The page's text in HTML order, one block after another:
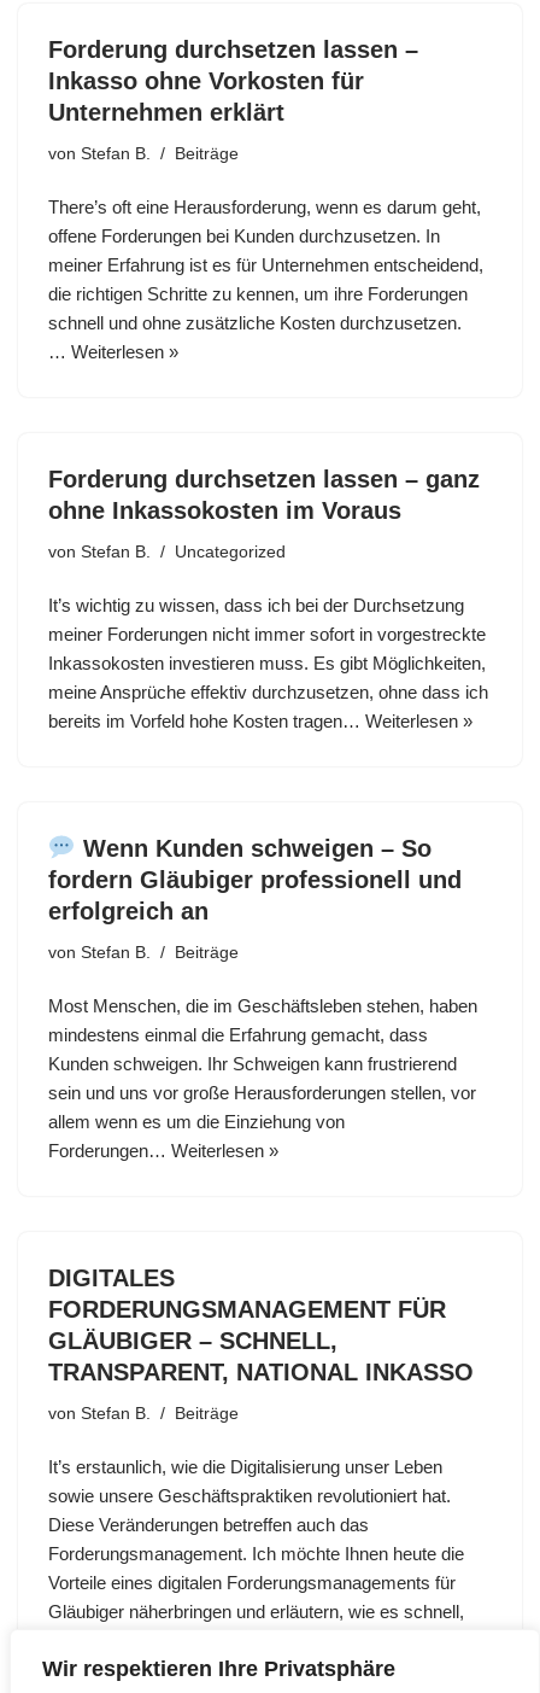
Wir respektieren Ihre Privatsphäre
Forderung durchsetzen lassen –
Inkasso ohne Vorkosten für
Unternehmen erklärt
von Stefan B. Beiträge
There’s oft eine Herausforderung, wenn es darum geht,
offene Forderungen bei Kunden durchzusetzen. In
meiner Erfahrung ist es für Unternehmen entscheidend,
die richtigen Schritte zu kennen, um ihre Forderungen
schnell und ohne zusätzliche Kosten durchzusetzen.
… Weiterlesen »
Forderung durchsetzen lassen – ganz
ohne Inkassokosten im Voraus
von Stefan B. Uncategorized
It’s wichtig zu wissen, dass ich bei der Durchsetzung
meiner Forderungen nicht immer sofort in vorgestreckte
Inkassokosten investieren muss. Es gibt Möglichkeiten,
meine Ansprüche effektiv durchzusetzen, ohne dass ich
bereits im Vorfeld hohe Kosten tragen… Weiterlesen »
Wenn Kunden schweigen – So
fordern Gläubiger professionell und
erfolgreich an
von Stefan B. Beiträge
Most Menschen, die im Geschäftsleben stehen, haben
mindestens einmal die Erfahrung gemacht, dass
Kunden schweigen. Ihr Schweigen kann frustrierend
sein und uns vor große Herausforderungen stellen, vor
allem wenn es um die Einziehung von
Forderungen… Weiterlesen »
DIGITALES
FORDERUNGSMANAGEMENT FÜR
GLÄUBIGER – SCHNELL,
TRANSPARENT, NATIONAL INKASSO
von Stefan B. Beiträge
It’s erstaunlich, wie die Digitalisierung unser Leben
sowie unsere Geschäftspraktiken revolutioniert hat.
Diese Veränderungen betreffen auch das
Forderungsmanagement. Ich möchte Ihnen heute die
Vorteile eines digitalen Forderungsmanagements für
Gläubiger näherbringen und erläutern, wie es schnell,